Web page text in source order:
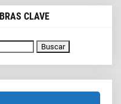
CLAVE